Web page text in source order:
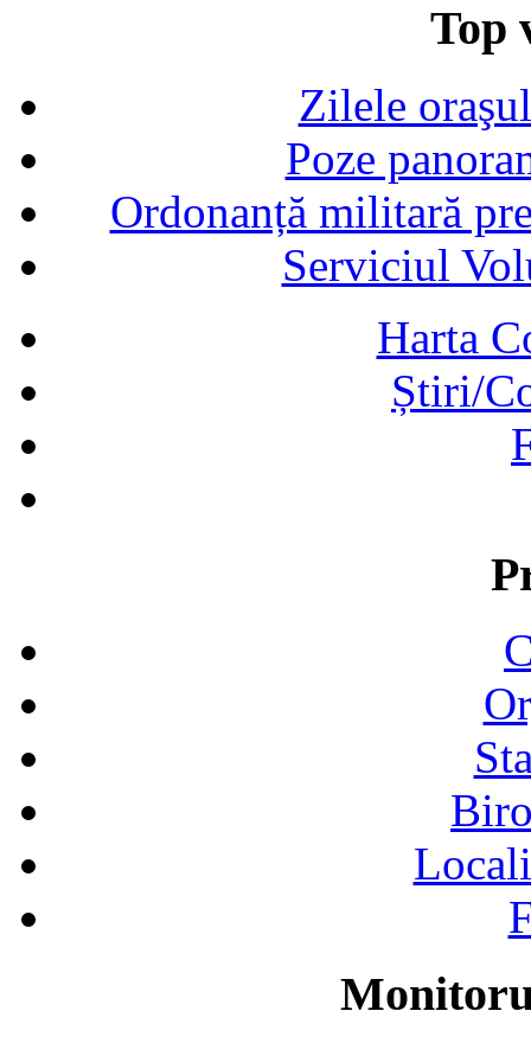
Top
Zilele
Poze
Ordonanță militară
Serviciul
Harta
Știri/